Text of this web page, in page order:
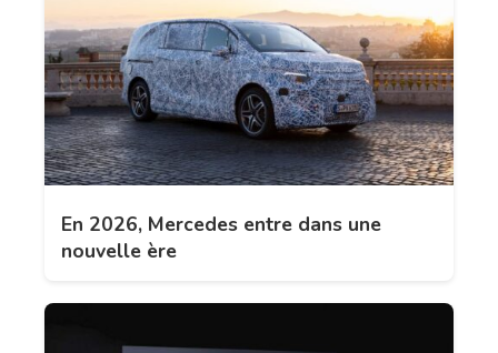
En 2026, Mercedes entre dans une
nouvelle ère